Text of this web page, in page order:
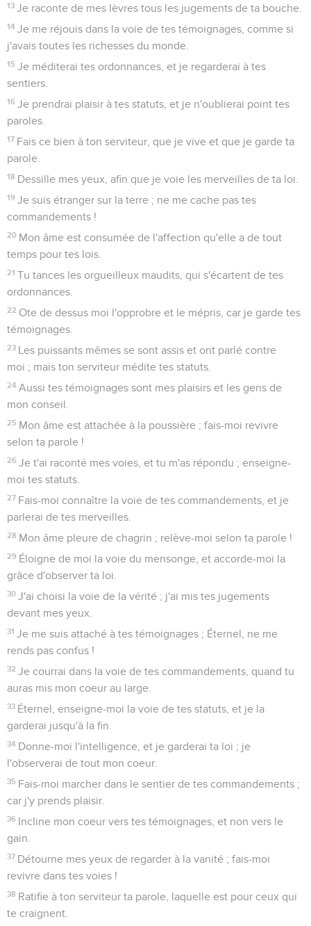
13 Je raconte de mes lèvres tous les jugements de ta bouche.
14 Je me réjouis dans la voie de tes témoignages, comme si
j'avais toutes les richesses du monde.
15 Je méditerai tes ordonnances, et je regarderai à tes
sentiers.
16 Je prendrai plaisir à tes statuts, et je n'oublierai point tes
paroles.
17 Fais ce bien à ton serviteur, que je vive et que je garde ta
parole.
18 Dessille mes yeux, afin que je voie les merveilles de ta loi.
19 Je suis étranger sur la terre ; ne me cache pas tes
commandements !
20 Mon âme est consumée de l'affection qu'elle a de tout
temps pour tes lois.
21 Tu tances les orgueilleux maudits, qui s'écartent de tes
ordonnances.
22 Ote de dessus moi l'opprobre et le mépris, car je garde tes
témoignages.
23 Les puissants mêmes se sont assis et ont parlé contre
moi ; mais ton serviteur médite tes statuts.
24 Aussi tes témoignages sont mes plaisirs et les gens de
mon conseil.
25 Mon âme est attachée à la poussière ; fais-moi revivre
selon ta parole !
26 Je t'ai raconté mes voies, et tu m'as répondu ; enseigne-
moi tes statuts.
27 Fais-moi connaître la voie de tes commandements, et je
parlerai de tes merveilles.
28 Mon âme pleure de chagrin ; relève-moi selon ta parole !
29 Éloigne de moi la voie du mensonge, et accorde-moi la
grâce d'observer ta loi.
30 J'ai choisi la voie de la vérité ; j'ai mis tes jugements
devant mes yeux.
31 Je me suis attaché à tes témoignages ; Éternel, ne me
rends pas confus !
32 Je courrai dans la voie de tes commandements, quand tu
auras mis mon coeur au large.
33 Éternel, enseigne-moi la voie de tes statuts, et je la
garderai jusqu'à la fin.
34 Donne-moi l'intelligence, et je garderai ta loi ; je
l'observerai de tout mon coeur.
35 Fais-moi marcher dans le sentier de tes commandements ;
car j'y prends plaisir.
36 Incline mon coeur vers tes témoignages, et non vers le
gain.
37 Détourne mes yeux de regarder à la vanité ; fais-moi
revivre dans tes voies !
38 Ratifie à ton serviteur ta parole, laquelle est pour ceux qui
te craignent.